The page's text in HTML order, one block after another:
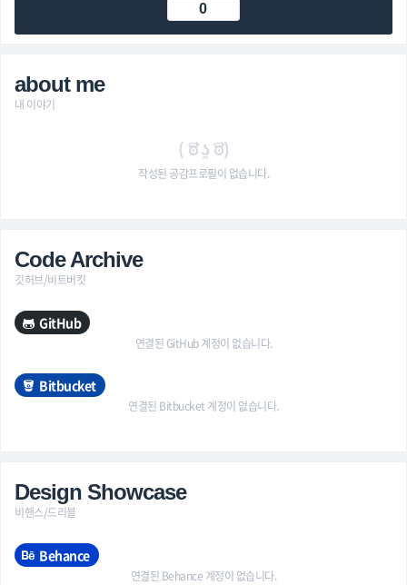
0
about me
내 이야기
( ͡ಠ ʖ̯ ͡ಠ)
작성된 공감프로필이 없습니다.
Code Archive
깃허브/비트버킷
GitHub
연결된 GitHub 계정이 없습니다.
Bitbucket
연결된 Bitbucket 계정이 없습니다.
Design Showcase
비핸스/드리블
Behance
연결된 Behance 계정이 없습니다.